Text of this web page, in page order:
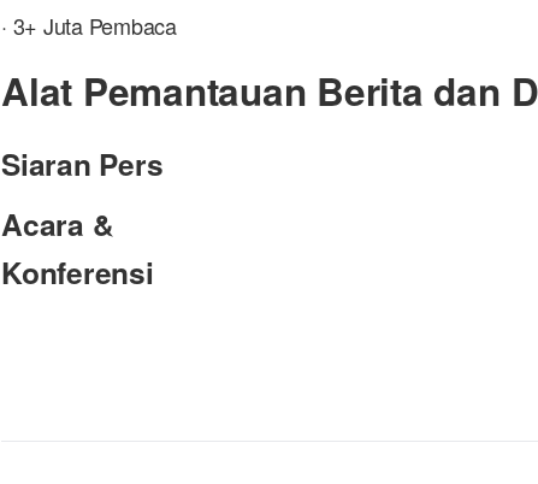
· 3+ Juta Pembaca
Alat Pemantauan Berita dan
Siaran Pers
Acara &
Konferensi